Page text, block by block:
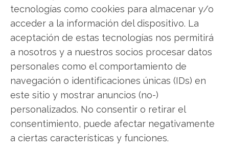
tecnologías como cookies para almacenar y/o
acceder a la información del dispositivo. La
aceptación de estas tecnologías nos permitirá
a nosotros y a nuestros socios procesar datos
personales como el comportamiento de
navegación o identificaciones únicas (IDs) en
este sitio y mostrar anuncios (no-)
personalizados. No consentir o retirar el
consentimiento, puede afectar negativamente
a ciertas características y funciones.
Broadcom
Compartir este artículo
Twitter
Facebook
LinkedIn